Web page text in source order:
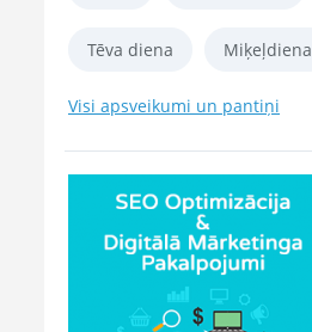
Tēva diena Miķeļdiena
Visi apsveikumi un pantiņi